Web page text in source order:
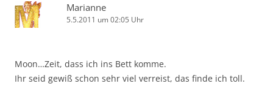
Marianne
5.5.2011 um 02:05 Uhr
Moon…Zeit, dass ich ins Bett komme.
Ihr seid gewiß schon sehr viel verreist, das finde ich toll.